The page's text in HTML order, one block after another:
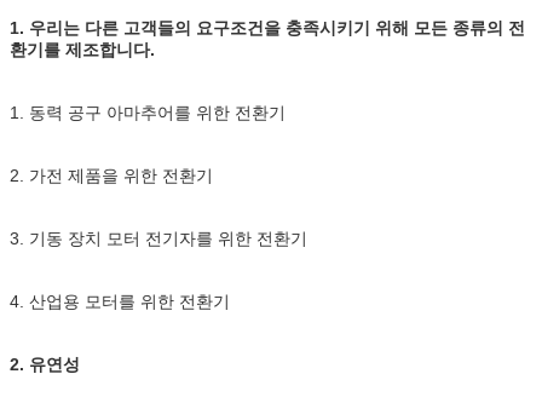
1. 우리는 다른 고객들의 요구조건을 충족시키기 위해 모든 종류의 전
환기를 제조합니다.
1. 동력 공구 아마추어를 위한 전환기
2. 가전 제품을 위한 전환기
3. 기동 장치 모터 전기자를 위한 전환기
4. 산업용 모터를 위한 전환기
2. 유연성